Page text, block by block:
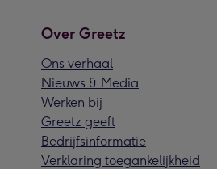
Over Greetz
Ons verhaal
Nieuws & Media
Werken bij
Greetz geeft
Bedrijfsinformatie
Verklaring toegankelijkheid